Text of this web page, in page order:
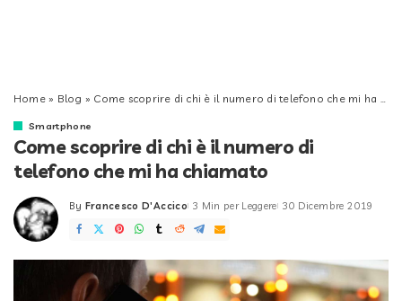
Home» Blog » Come scoprire di chi è il numero di telefono che mi ha chiamato
Smartphone
Come scoprire di chi è il numero di
telefono che mi ha chiamato
Posted
by
By Francesco D'Accico 3 Min per Leggere 30 Dicembre 2019